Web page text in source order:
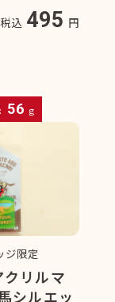
税込 495 円
56 g
ジ限定
クリルマ
シルエッ